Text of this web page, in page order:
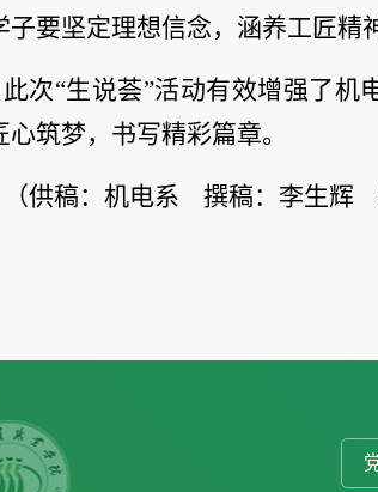
子要坚定理想信念，涵养工匠精
此次“生说荟”活动有效增强了
心筑梦，书写精彩篇章。
（供稿：机电系 撰稿：李生